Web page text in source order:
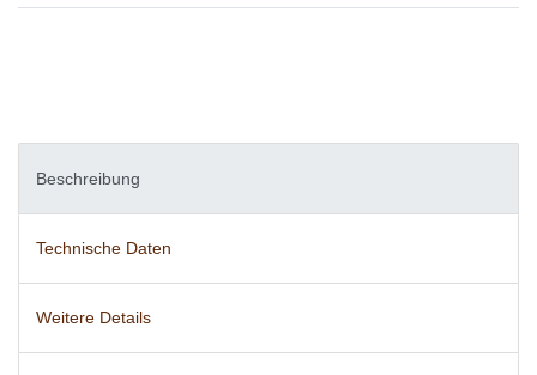
Beschreibung
Technische Daten
Weitere Details